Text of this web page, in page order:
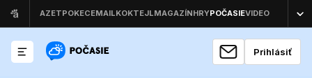
Prihlásiť